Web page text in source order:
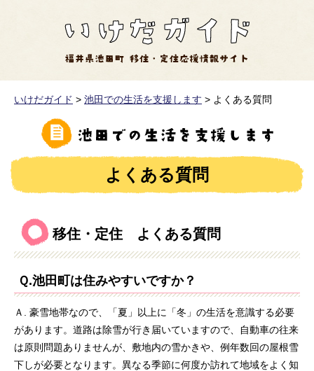
いけだガイド > 池田での生活を支援します > よくある質問
よくある質問
移住・定住 よくある質問
Ｑ.池田町は住みやすいですか？
Ａ. 豪雪地帯なので、「夏」以上に「冬」の生活を意識する必要
があります。道路は除雪が行き届いていますので、自動車の往来
は原則問題ありませんが、敷地内の雪かきや、例年数回の屋根雪
下しが必要となります。異なる季節に何度か訪れて地域をよく知